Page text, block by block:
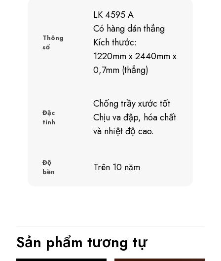
Thông
số
LK 4595 A
Có hàng dán thẳng
Kích thước:
1220mm x 2440mm x
0,7mm (thẳng)
Đặc
tính
Chống trầy xước tốt
Chịu va đập, hóa chất
và nhiệt độ cao.
Độ
bền
Trên 10 năm
Sản phẩm tương tự